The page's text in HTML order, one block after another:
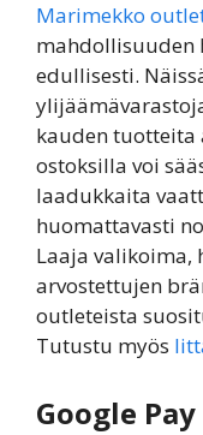
Marimekko
mahdollisuuden
edullisesti.
kauden tuotteita
ostoksilla voi
laadukkaita
huomattavasti
Laaja valikoima,
arvostettujen
outleteista
Tutustu myös
Google